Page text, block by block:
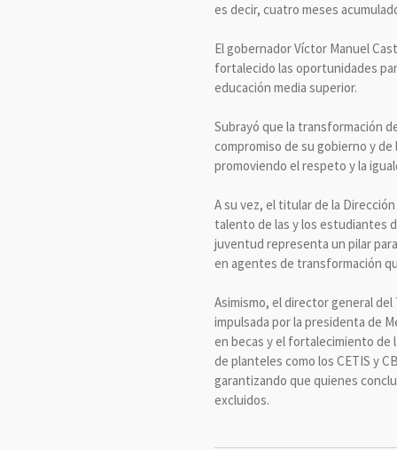
es decir, cuatro meses
El gobernador Víctor Manuel
fortalecido las oportunidades
educación media superior.
Subrayó que la transformación
compromiso de su gobierno y
promoviendo el respeto y la
A su vez, el titular de la
talento de las y los estudiantes
juventud representa un pilar
en agentes de transformación
Asimismo, el director general
impulsada por la presidenta de
en becas y el fortalecimiento de
de planteles como los CETIS y
garantizando que quienes
excluidos.